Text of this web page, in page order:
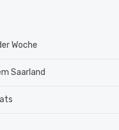
Woche
Saarland